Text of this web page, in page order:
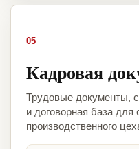
05
Кадровая
Трудовые документы,
и договорная база для
производственного